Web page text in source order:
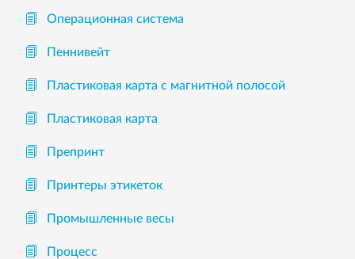
Операционная система
Пеннивейт
Пластиковая карта с магнитной полосой
Пластиковая карта
Препринт
Принтеры этикеток
Промышленные весы
Процесс